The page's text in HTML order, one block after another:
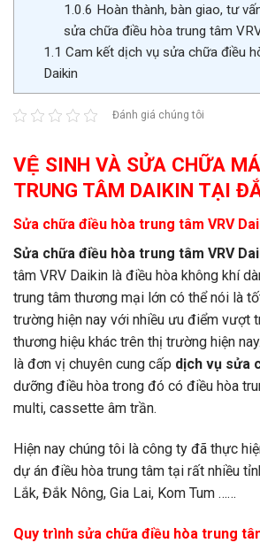
1.0.6 Hoàn thành, bàn giao, tư
sửa chữa điều hòa trung tâm
1.1 Cam kết dịch vụ sửa chữa điều
Daikin
Đánh giá chúng tôi
VỆ SINH VÀ SỬA CHỮA
TRUNG TÂM DAIKIN TẠI
Sửa chữa điều hòa trung tâm VRV
Sửa chữa điều hòa trung tâm VRV
tâm VRV Daikin là điều hòa không khí
trung tâm thương mại lớn có thể nói là
trường hiện nay với nhiều ưu điểm vượt
thương hiệu khác trên thị trường hiện
là đơn vị chuyên cung cấp dịch vụ sửa
dưỡng điều hòa trong đó có điều hòa
multi, cassette âm trần.
Hiện nay chúng tôi là công ty đã thực
dự án điều hòa trung tâm tại rất nhiều
Lắk, Đắk Nông, Gia Lai, Kom Tum ……
Quy trình sửa chữa điều hòa trung